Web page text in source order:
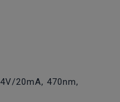
20mA, 470nm,